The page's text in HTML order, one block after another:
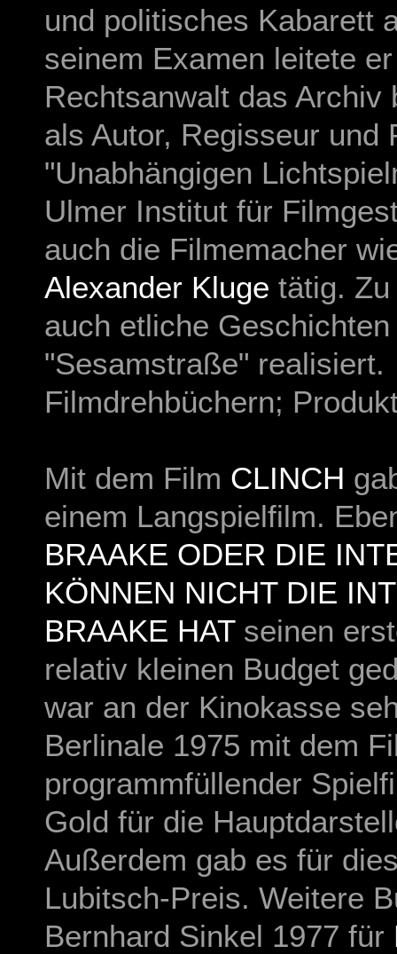
und politisches Kabarett
seinem Examen leitete
Rechtsanwalt das Archiv
als Autor, Regisseur und
"Unabhängigen
Ulmer Institut für
auch die Filmemacher
Alexander Kluge tätig.
auch etliche
"Sesamstraße" realisiert.
Filmdrehbüchern;
Mit dem Film CLINCH
einem Langspielfilm.
BRAAKE ODER DIE
KÖNNEN NICHT DIE
BRAAKE HATseinen
relativ kleinen Budget
war an der Kinokasse
Berlinale 1975 mit dem
programmfüllender
Gold für die
Außerdem gab es für
Lubitsch-Preis. Weitere
Bernhard Sinkel 1977 für